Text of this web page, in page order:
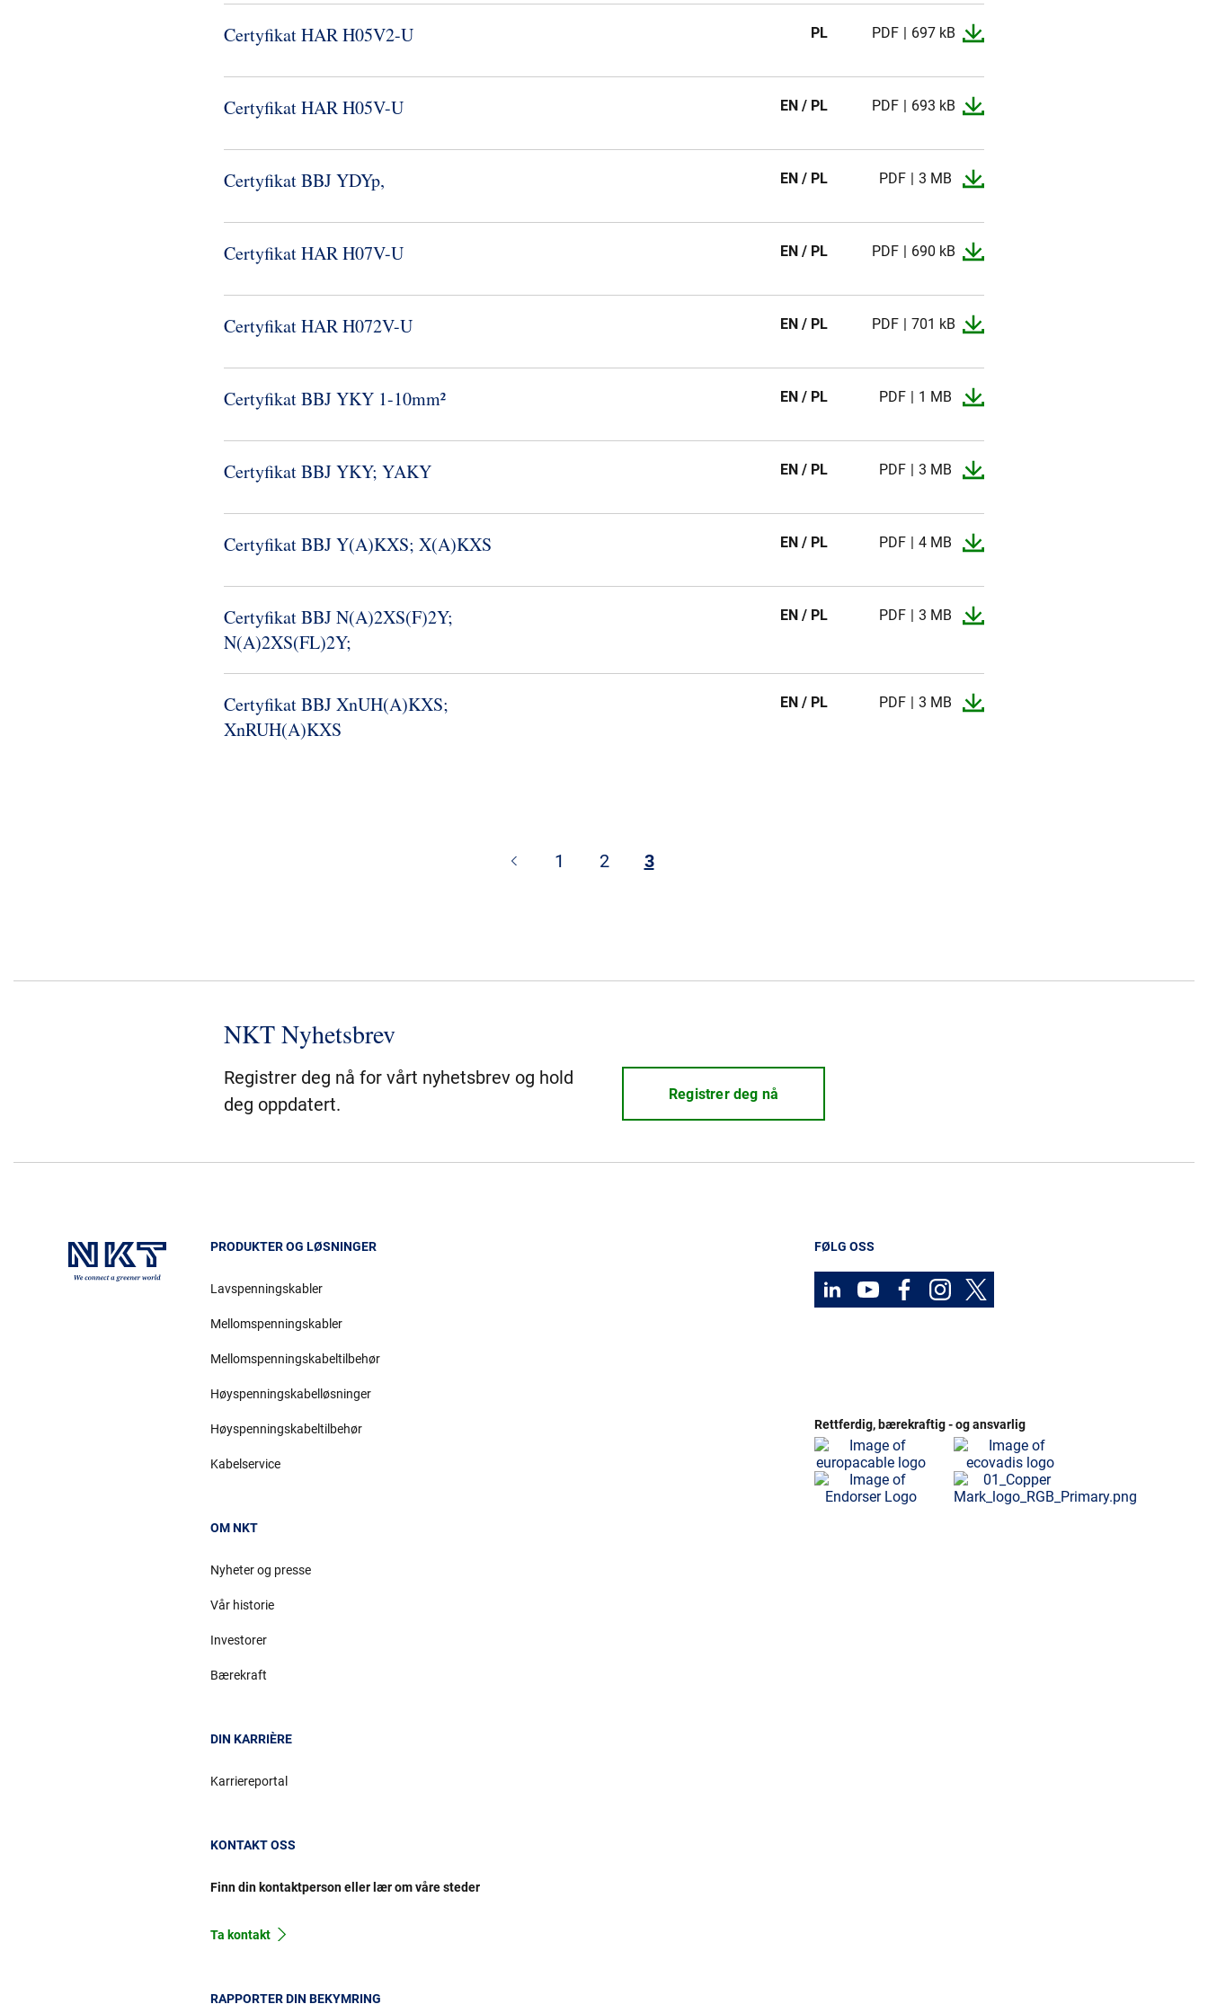
Certyfikat HAR H05V2-​U PL PDF 697 kB
Certyfikat HAR H05V-​U EN / PL PDF 693 kB
Certyfikat BBJ YDYp, EN / PL PDF 3 MB
Certyfikat HAR H07V-​U EN / PL PDF 690 kB
Certyfikat HAR H072V-​U EN / PL PDF 701 kB
Certyfikat BBJ YKY 1-​10mm² EN / PL PDF 1 MB
Certyfikat BBJ YKY; YAKY EN / PL PDF 3 MB
Certyfikat BBJ Y(A)KXS; X(A)KXS EN / PL PDF 4 MB
Certyfikat BBJ N(A)2XS(F)2Y;
N(A)2XS(FL)2Y;
EN / PL PDF 3 MB
Certyfikat BBJ XnUH(A)KXS;
XnRUH(A)KXS
EN / PL PDF 3 MB
1 2 3
NKT Nyhetsbrev
Registrer deg nå for vårt nyhetsbrev og hold
deg oppdatert.
Registrer deg nå
PRODUKTER OG LØSNINGER
Lavspenningskabler
Mellomspenningskabler
Mellomspenningskabeltilbehør
Høyspenningskabelløsninger
Høyspenningskabeltilbehør
Kabelservice
OM NKT
Nyheter og presse
Vår historie
Investorer
Bærekraft
DIN KARRIÈRE
Karriereportal
KONTAKT OSS
Finn din kontaktperson eller lær om våre steder
Ta kontakt
RAPPORTER DIN BEKYMRING
FØLG OSS
Rettferdig, bærekraftig - og ansvarlig